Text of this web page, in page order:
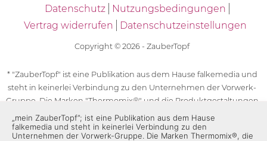
Datenschutz
Nutzungsbedingungen
Vertrag widerrufen
Datenschutzeinstellungen
Copyright © 2026 - ZauberTopf
* "ZauberTopf" ist eine Publikation aus dem Hause falkemedia und
steht in keinerlei Verbindung zu den Unternehmen der Vorwerk-
Gruppe. Die Marken "Thermomix®" und die Produktgestaltungen
des "Thermomix®" sind eingetragene Marken der Unternehmen
der Vorwerk-Gruppe. Die Marken Thermomix®, die Zeichen TM5®,
„mein ZauberTopf”; ist eine Publikation aus dem Hause
falkemedia und steht in keinerlei Verbindung zu den
Unternehmen der Vorwerk-Gruppe. Die Marken Thermomix®, die